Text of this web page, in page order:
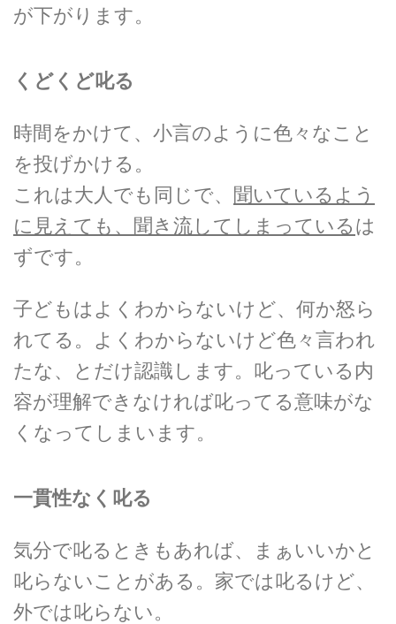
が下がります。
くどくど叱る
時間をかけて、小言のように色々なこと
を投げかける。
これは大人でも同じで、 聞いているよう
に見えても、聞き流してしまっているは
ずです。
子どもはよくわからないけど、何か怒ら
れてる。よくわからないけど色々言われ
たな、とだけ認識します。叱っている内
容が理解できなければ叱ってる意味がな
くなってしまいます。
一貫性なく叱る
気分で叱るときもあれば、まぁいいかと
叱らないことがある。家では叱るけど、
外では叱らない。